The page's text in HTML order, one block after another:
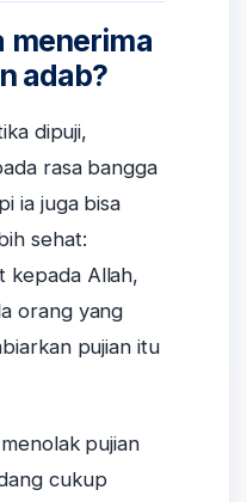
menerima
adab?
dipuji,
rasa bangga
ia juga bisa
sehat:
kepada Allah,
orang yang
pujian itu
pujian
cukup